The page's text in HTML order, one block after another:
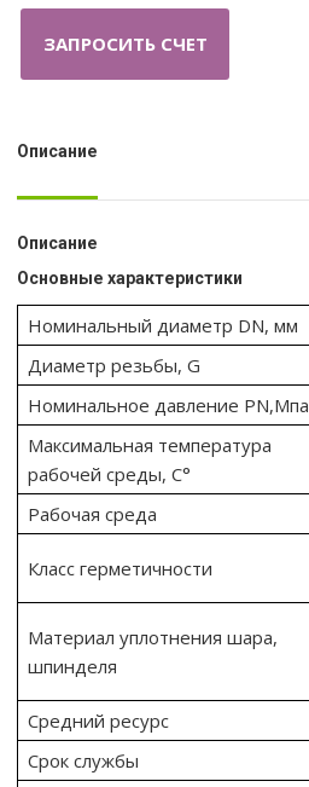
ЗАПРОСИТЬ СЧЕТ
Описание
Описание
Основные характеристики
Номинальный диаметр DN, мм
Диаметр резьбы, G
Номинальное давление PN,Мпа
Максимальная температура
рабочей среды, С°
Рабочая среда
Класс герметичности
Материал уплотнения шара,
шпинделя
Средний ресурс
Срок службы